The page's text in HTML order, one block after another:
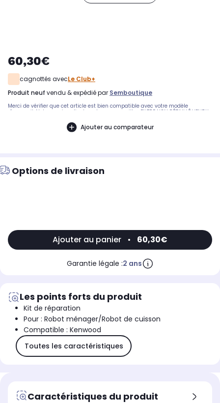
60,30€
cagnottés avecLe Club+
produit neuf vendu & expédié par Semboutique
Merci de vérifier que cet article est bien compatible avec votre modèle
d'appareil. Notre service client peut vous conseiller. FILTRE NON DÉTAILLÉ.VENDU
avec le modèle suivant : KENWOOD: DF550Ajouter au comparateur
Options de livraison
Ajouter au panier • 60,30€
Garantie légale :2 ans
Les points forts du produit
Kit de réparation
Pour : Robot ménager/Robot de cuisson
Compatible : Kenwood
Toutes les caractéristiques
Caractéristiques du produit